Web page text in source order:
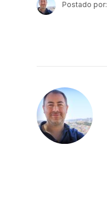
Postado por: